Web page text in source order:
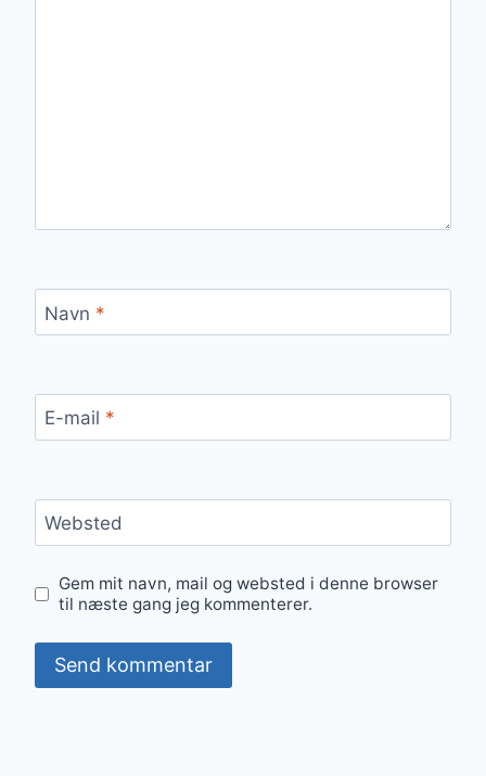
Navn *
E-mail *
Websted
Gem mit navn, mail og websted i denne browser
til næste gang jeg kommenterer.